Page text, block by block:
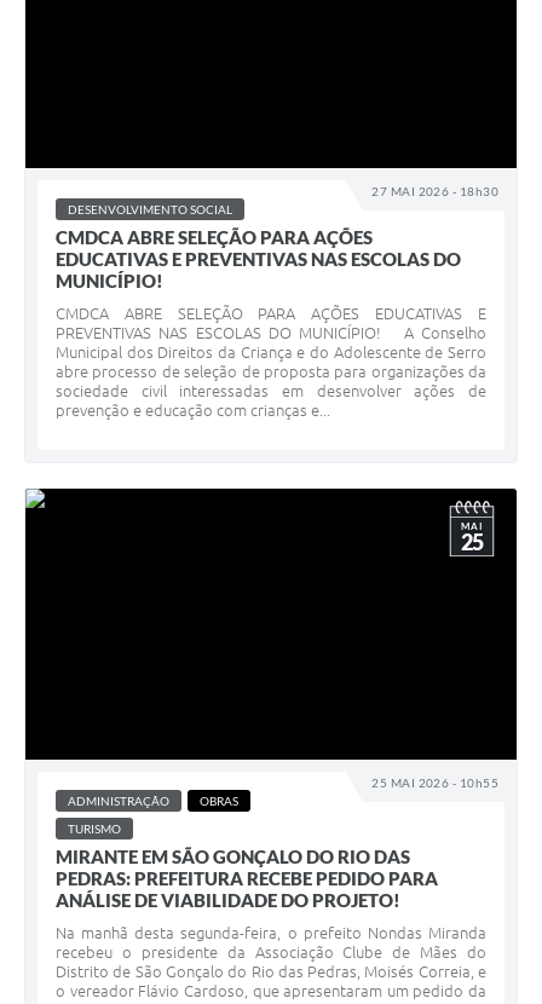
27 MAI 2026 - 18h30
DESENVOLVIMENTO SOCIAL
CMDCA ABRE SELEÇÃO PARA AÇÕES
EDUCATIVAS E PREVENTIVAS NAS ESCOLAS DO
MUNICÍPIO!
CMDCA ABRE SELEÇÃO PARA AÇÕES EDUCATIVAS E
PREVENTIVAS NAS ESCOLAS DO MUNICÍPIO! A Conselho
Municipal dos Direitos da Criança e do Adolescente de Serro
abre processo de seleção de proposta para organizações da
sociedade civil interessadas em desenvolver ações de
prevenção e educação com crianças e...
25 MAI 2026 - 10h55
MAI
25
ADMINISTRAÇÃO
OBRAS
TURISMO
MIRANTE EM SÃO GONÇALO DO RIO DAS
PEDRAS: PREFEITURA RECEBE PEDIDO PARA
ANÁLISE DE VIABILIDADE DO PROJETO!
Na manhã desta segunda-feira, o prefeito Nondas Miranda
recebeu o presidente da Associação Clube de Mães do
Distrito de São Gonçalo do Rio das Pedras, Moisés Correia, e
o vereador Flávio Cardoso, que apresentaram um pedido da